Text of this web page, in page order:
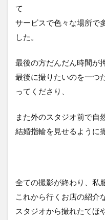
て
サービスで色々な場所で
した。
最後の方だんだん時間が
最後に撮りたいのを一つ
ってくださり、
また外のスタジオ前で自
結婚指輪を見せるように
全ての撮影が終わり、私
これから行くお店の紹介
スタジオから撮れたてほ